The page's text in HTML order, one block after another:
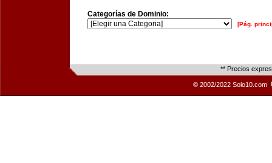
Categorías de Dominio:
[Pág.
** Precios
© 2002/2022 Solo10.com